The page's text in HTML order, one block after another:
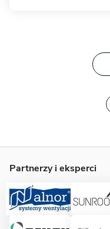
Partnerzy i eksperci